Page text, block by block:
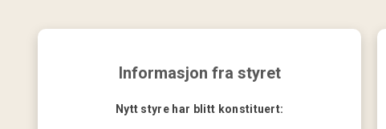
Informasjon fra styret
Nytt styre har blitt konstituert: